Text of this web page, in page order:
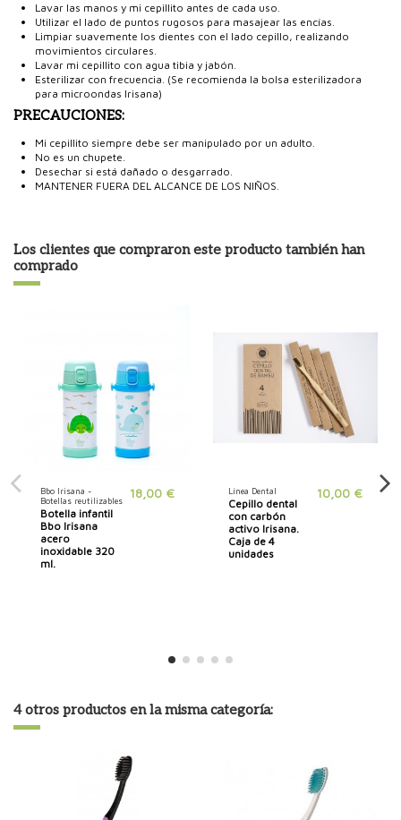
Lavar las manos y mi cepillito antes de cada uso.
Utilizar el lado de puntos rugosos para masajear las encías.
Limpiar suavemente los dientes con el lado cepillo, realizando
movimientos circulares.
Lavar mi cepillito con agua tibia y jabón.
Esterilizar con frecuencia. (Se recomienda la bolsa esterilizadora
para microondas Irisana)
PRECAUCIONES:
Mi cepillito siempre debe ser manipulado por un adulto.
No es un chupete.
Desechar si está dañado o desgarrado.
MANTENER FUERA DEL ALCANCE DE LOS NIÑOS.
Los clientes que compraron este producto también han
comprado
Bbo Irisana -
Botellas reutilizables
Botella infantil
Bbo Irisana
acero
inoxidable 320
ml.
18,00 € Línea Dental
Cepillo dental
con carbón
activo Irisana.
Caja de 4
unidades
10,00 €
4 otros productos en la misma categoría: